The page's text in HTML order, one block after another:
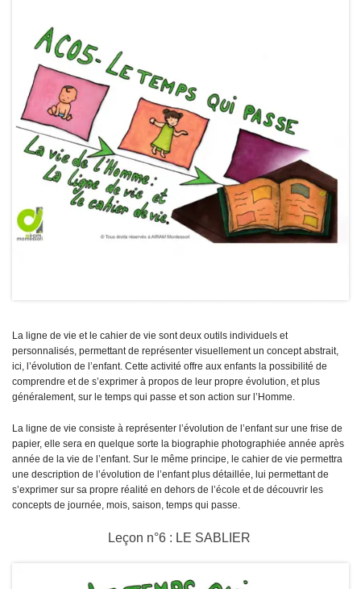
La ligne de vie et le cahier de vie sont deux outils individuels et
personnalisés, permettant de représenter visuellement un concept abstrait,
ici, l’évolution de l’enfant. Cette activité offre aux enfants la possibilité de
comprendre et de s’exprimer à propos de leur propre évolution, et plus
généralement, sur le temps qui passe et son action sur l’Homme.
La ligne de vie consiste à représenter l’évolution de l’enfant sur une frise de
papier, elle sera en quelque sorte la biographie photographiée année après
année de la vie de l’enfant. Sur le même principe, le cahier de vie permettra
une description de l’évolution de l’enfant plus détaillée, lui permettant de
s’exprimer sur sa propre réalité en dehors de l’école et de découvrir les
concepts de journée, mois, saison, temps qui passe.
Leçon n°6 : LE SABLIER